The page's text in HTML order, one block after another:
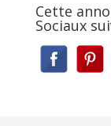
Cette
Sociaux